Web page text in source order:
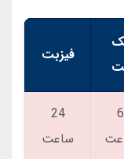
فیزبت
6
24
ساعت